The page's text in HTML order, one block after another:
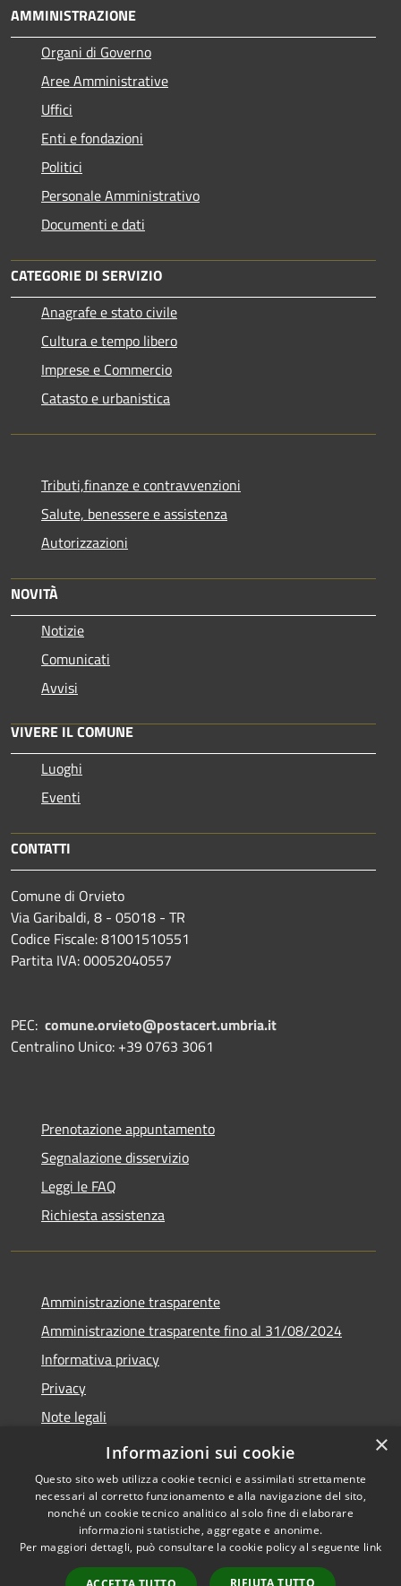
AMMINISTRAZIONE
Organi di Governo
Aree Amministrative
Uffici
Enti e fondazioni
Politici
Personale Amministrativo
Documenti e dati
CATEGORIE DI SERVIZIO
Anagrafe e stato civile
Cultura e tempo libero
Imprese e Commercio
Catasto e urbanistica
Tributi,finanze e contravvenzioni
Salute, benessere e assistenza
Autorizzazioni
NOVITÀ
Notizie
Comunicati
Avvisi
VIVERE IL COMUNE
Luoghi
Eventi
CONTATTI
Comune di Orvieto
Via Garibaldi, 8 - 05018 - TR
Codice Fiscale: 81001510551
Partita IVA: 00052040557
PEC: comune.orvieto@postacert.umbria.it
Centralino Unico: +39 0763 3061
Prenotazione appuntamento
Segnalazione disservizio
Leggi le FAQ
Richiesta assistenza
Amministrazione trasparente
Amministrazione trasparente fino al 31/08/2024
Informativa privacy
Privacy
Note legali
Dichiarazione di accessibilità
Accessibilità
Copyright © 2026 • Comune di
Orvieto • Powered by
Municipium• Accesso
×
Informazioni sui cookie
Questo sito web utilizza cookie tecnici e assimilati strettamente
necessari al corretto funzionamento e alla navigazione del sito,
nonché un cookie tecnico analitico al solo fine di elaborare
informazioni statistiche, aggregate e anonime.
Per maggiori dettagli, può consultare la cookie policy al seguente link
RIFIUTA TUTTO